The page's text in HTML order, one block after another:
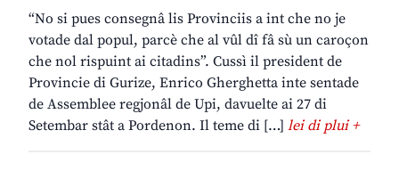
“No si pues consegnâ lis Provinciis a int che no je
votade dal popul, parcè che al vûl dî fâ sù un caroçon
che nol rispuint ai citadins”. Cussì il president de
Provincie di Gurize, Enrico Gherghetta inte sentade
de Assemblee regjonâl de Upi, davuelte ai 27 di
Setembar stât a Pordenon. Il teme di […] lei di plui +